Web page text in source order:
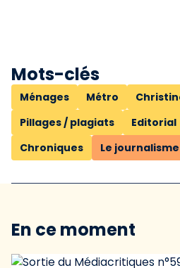
Mots-clés
Ménages Métro
Pillages / plagiats
Editorial
Chroniques
Le journalisme
En ce moment